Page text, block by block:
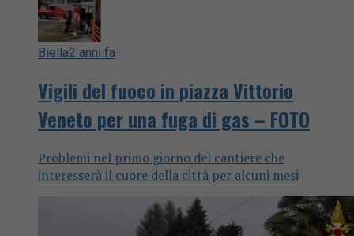
Biella2 anni fa
Vigili del fuoco in piazza Vittorio
Veneto per una fuga di gas – FOTO
Problemi nel primo giorno del cantiere che
interesserà il cuore della città per alcuni mesi